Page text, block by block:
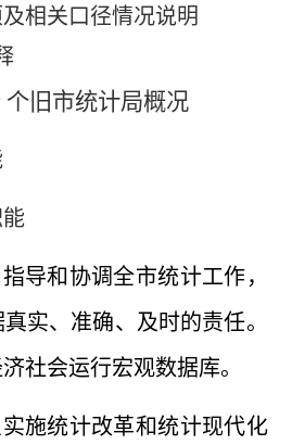
相关口径情况说明
个旧市统计局概况
能
导和协调全市统计工作，
实、准确、及时的责任。
社会运行宏观数据库。
施统计改革和统计现代化